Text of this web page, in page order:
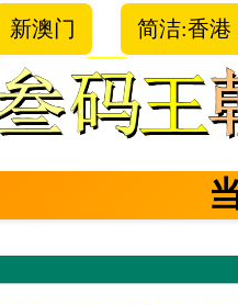
新澳门 简洁:香港